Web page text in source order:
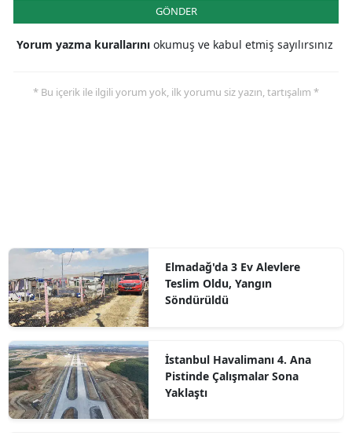
GÖNDER
Yorum yazma kurallarını okumuş ve kabul etmiş sayılırsınız
* Bu içerik ile ilgili yorum yok, ilk yorumu siz yazın, tartışalım *
Elmadağ'da 3 Ev Alevlere
Teslim Oldu, Yangın
Söndürüldü
İstanbul Havalimanı 4. Ana
Pistinde Çalışmalar Sona
Yaklaştı